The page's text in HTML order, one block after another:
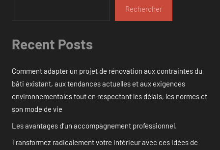
Rechercher
Recent Posts
Comment adapter un projet de rénovation aux contraintes du
bâti existant, aux tendances actuelles et aux exigences
environnementales tout en respectant les délais, les normes et
son mode de vie
Les avantages d’un accompagnement professionnel.
Transformez radicalement votre intérieur avec ces idées de